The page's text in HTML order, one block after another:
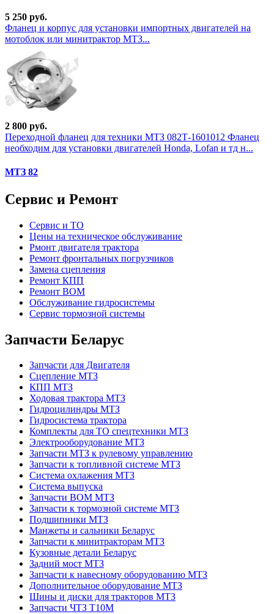
5 250 руб.
Фланец и корпус для установки импортных двигателей на
мотоблок или минитрактор МТЗ...
2 800 руб.
Переходной фланец для техники МТЗ 082Т-1601012 Фланец
необходим для установки двигателей Honda, Lofan и тд н...
МТЗ 82
Сервис и Ремонт
Сервис и ТО
Цены на техническое обслуживание
Рмонт двигателя трактора
Ремонт фронтальных погрузчиков
Замена сцепления
Ремонт КПП
Ремонт ВОМ
Обслуживание гидросистемы
Сервис тормозной системы
Запчасти Беларус
Запчасти для Двигателя
Сцепление МТЗ
КПП МТЗ
Ходовая трактора МТЗ
Гидроцилиндры МТЗ
Гидросистема трактора
Комплекты для ТО спецтехники МТЗ
Электрооборудование МТЗ
Запчасти МТЗ к рулевому управлению
Запчасти к топливной системе МТЗ
Система охлажения МТЗ
Система выпуска
Запчасти ВОМ МТЗ
Запчасти к тормозной системе МТЗ
Подшипники МТЗ
Манжеты и сальники Беларус
Запчасти к минитракторам МТЗ
Кузовные детали Беларус
Задний мост МТЗ
Запчасти к навесному оборудованию МТЗ
Дополнительное оборудование МТЗ
Шины и диски для тракторов МТЗ
Запчасти ЧТЗ Т10М